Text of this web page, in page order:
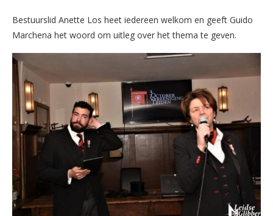
Bestuurslid Anette Los heet iedereen welkom en geeft Guido
Marchena het woord om uitleg over het thema te geven.